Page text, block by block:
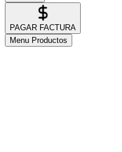
PAGAR FACTURA
Menu Productos